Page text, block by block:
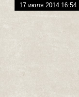
17 июля 2014 16:54